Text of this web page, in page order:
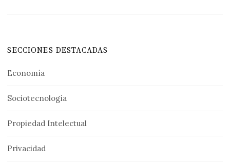
SECCIONES DESTACADAS
Economía
Sociotecnología
Propiedad Intelectual
Privacidad